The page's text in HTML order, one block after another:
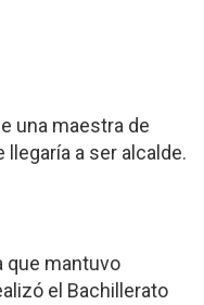
una maestra de
a ser alcalde.
que mantuvo
el Bachillerato